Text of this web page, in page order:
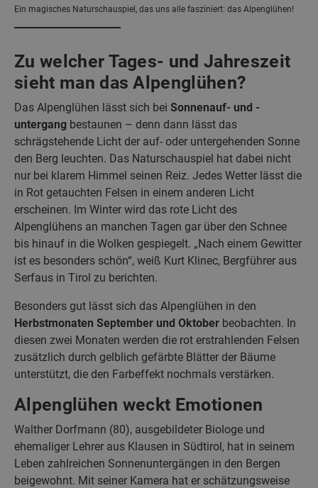
Ein magisches Naturschauspiel, das uns alle fasziniert: das Alpenglühen!
Zu welcher Tages- und Jahreszeit
sieht man das Alpenglühen?
Das Alpenglühen lässt sich bei Sonnenauf- und -
untergang bestaunen – denn dann lässt das
schrägstehende Licht der auf- oder untergehenden Sonne
den Berg leuchten. Das Naturschauspiel hat dabei nicht
nur bei klarem Himmel seinen Reiz. Jedes Wetter lässt die
in Rot getauchten Felsen in einem anderen Licht
erscheinen. Im Winter wird das rote Licht des
Alpenglühens an manchen Tagen gar über den Schnee
bis hinauf in die Wolken gespiegelt. „Nach einem Gewitter
ist es besonders schön“, weiß Kurt Klinec, Bergführer aus
Serfaus in Tirol zu berichten.
Besonders gut lässt sich das Alpenglühen in den
Herbstmonaten September und Oktober beobachten. In
diesen zwei Monaten werden die rot erstrahlenden Felsen
zusätzlich durch gelblich gefärbte Blätter der Bäume
unterstützt, die den Farbeffekt nochmals verstärken.
Alpenglühen weckt Emotionen
Walther Dorfmann (80), ausgebildeter Biologe und
ehemaliger Lehrer aus Klausen in Südtirol, hat in seinem
Leben zahlreichen Sonnenuntergängen in den Bergen
beigewohnt. Mit seiner Kamera hat er schätzungsweise